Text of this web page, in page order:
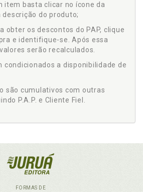
item basta clicar no ícone da
descrição do produto;
obter os descontos do PAP, clique
e identifique-se. Após essa
serão recalculados.
condicionados a disponibilidade de
são cumulativos com outras
P.A.P. e Cliente Fiel.
FORMAS DE